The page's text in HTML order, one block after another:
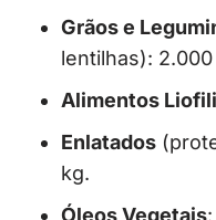
Grãos e
lentilhas):
Alimentos
Enlatados
kg.
Óleos Vegetais